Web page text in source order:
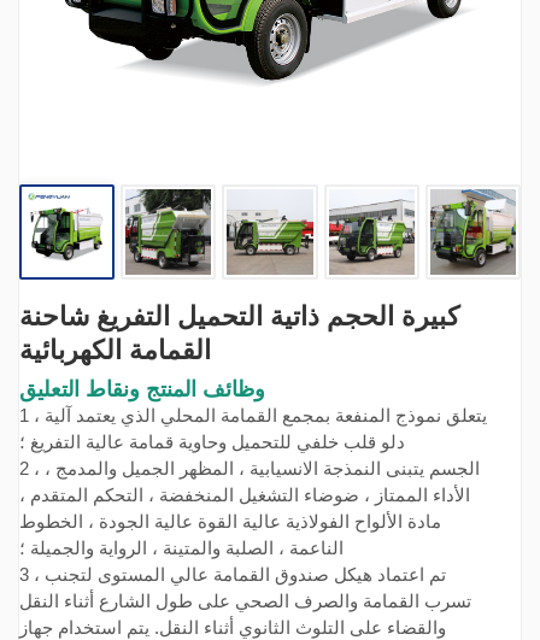
كبيرة الحجم ذاتية التحميل التفريغ شاحنة
القمامة الكهربائية
وظائف المنتج ونقاط التعليق
1 ، يتعلق نموذج المنفعة بمجمع القمامة المحلي الذي يعتمد آلية
دلو قلب خلفي للتحميل وحاوية قمامة عالية التفريغ ؛
2 ، الجسم يتبنى النمذجة الانسيابية ، المظهر الجميل والمدمج ،
الأداء الممتاز ، ضوضاء التشغيل المنخفضة ، التحكم المتقدم ،
مادة الألواح الفولاذية عالية القوة عالية الجودة ، الخطوط
الناعمة ، الصلبة والمتينة ، الرواية والجميلة ؛
3 ، تم اعتماد هيكل صندوق القمامة عالي المستوى لتجنب
تسرب القمامة والصرف الصحي على طول الشارع أثناء النقل
والقضاء على التلوث الثانوي أثناء النقل. يتم استخدام جهاز